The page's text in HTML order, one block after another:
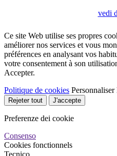
vedi
Ce site Web utilise ses propres
améliorer nos services et vous
préférences en analysant vos
votre consentement à son
Accepter.
Politique de cookies Personnaliser
Rejeter tout J'accepte
Preferenze dei cookie
Consenso
Cookies fonctionnels